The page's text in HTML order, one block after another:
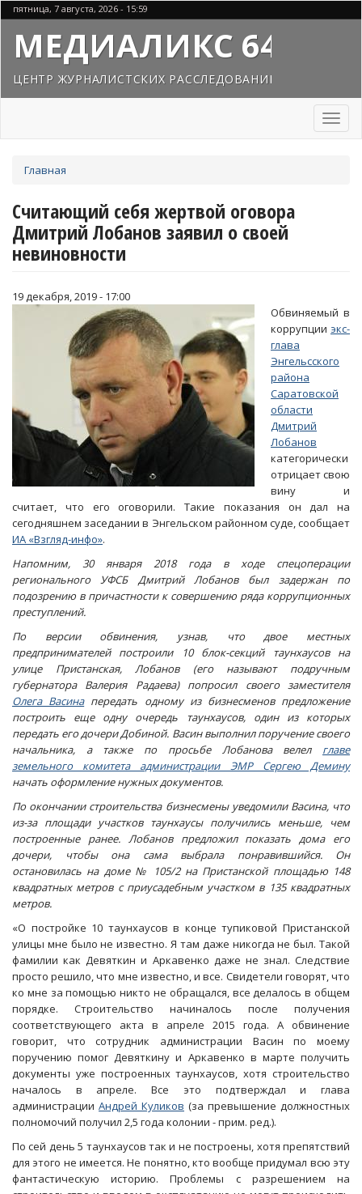
Перейти
к
основному
содержанию
пятница, 7 августа, 2026 - 15:59
МЕДИАЛИКС 64
ЦЕНТР ЖУРНАЛИСТСКИХ РАССЛЕДОВАНИЙ
Toggle
здесь
Главная
Считающий себя жертвой оговора
Дмитрий Лобанов заявил о своей
невиновности
19 декабря, 2019 - 17:00
Обвиняемый в
коррупции экс-
глава
Энгельсского
района
Саратовской
области
Дмитрий
Лобанов
категорически
отрицает свою
вину и
считает, что его оговорили. Такие показания он дал на
сегодняшнем заседании в Энгельском районном суде, сообщает
ИА «Взгляд-инфо».
Напомним, 30 января 2018 года в ходе спецоперации
регионального УФСБ Дмитрий Лобанов был задержан по
подозрению в причастности к совершению ряда коррупционных
преступлений.
По версии обвинения, узнав, что двое местных
предпринимателей построили 10 блок-секций таунхаусов на
улице Пристанская, Лобанов (его называют подручным
губернатора Валерия Радаева) попросил своего заместителя
Олега Васинапередать одному из бизнесменов предложение
построить еще одну очередь таунхаусов, один из которых
передать его дочери Добиной. Васин выполнил поручение своего
начальника, а также по просьбе Лобанова велел главе
земельного комитета администрации ЭМР Сергею Демину
начать оформление нужных документов.
По окончании строительства бизнесмены уведомили Васина, что
из-за площади участков таунхаусы получились меньше, чем
построенные ранее. Лобанов предложил показать дома его
дочери, чтобы она сама выбрала понравившийся. Он
остановилась на доме № 105/2 на Пристанской площадью 148
квадратных метров с приусадебным участком в 135 квадратных
метров.
«О постройке 10 таунхаусов в конце тупиковой Пристанской
улицы мне было не известно. Я там даже никогда не был. Такой
фамилии как Девяткин и Аркавенко даже не знал. Следствие
просто решило, что мне известно, и все. Свидетели говорят, что
ко мне за помощью никто не обращался, все делалось в общем
порядке. Строительство начиналось после получения
соответствующего акта в апреле 2015 года. А обвинение
говорит, что сотрудник администрации Васин по моему
поручению помог Девяткину и Аркавенко в марте получить
документы уже построенных таунхаусов, хотя строительство
началось в апреле. Все это подтверждал и глава
администрации Андрей Куликов (за превышение должностных
полномочий получил 2,5 года колонии - прим. ред.).
По сей день 5 таунхаусов так и не построены, хотя препятствий
для этого не имеется. Не понятно, кто вообще придумал всю эту
фантастическую историю. Проблемы с разрешением на